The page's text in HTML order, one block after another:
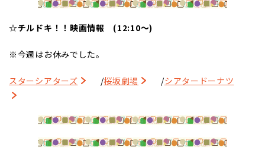
☆チルドキ！！映画情報 (12:10～)
※今週はお休みでした。
スターシアターズ /桜坂劇場 /シアタードーナツ